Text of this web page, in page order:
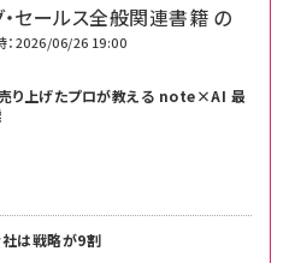
セールス全般関連書籍 の
：2026/06/26 19:00
り上げたプロが教える note×AI 最
は戦略が9割